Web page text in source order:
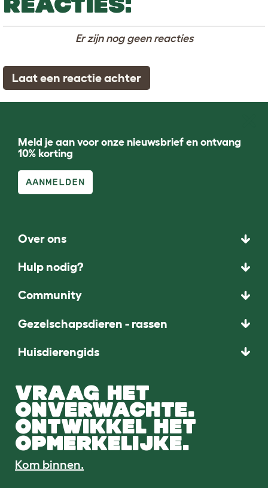
Er zijn nog geen reacties
Laat een reactie achter
Meld je aan voor onze nieuwsbrief en ontvang
10% korting
AANMELDEN
Over ons
Hulp nodig?
Community
Gezelschapsdieren - rassen
Huisdierengids
VRAAG HET
ONVERWACHTE.
ONTWIKKEL HET
OPMERKELIJKE.
Kom binnen.